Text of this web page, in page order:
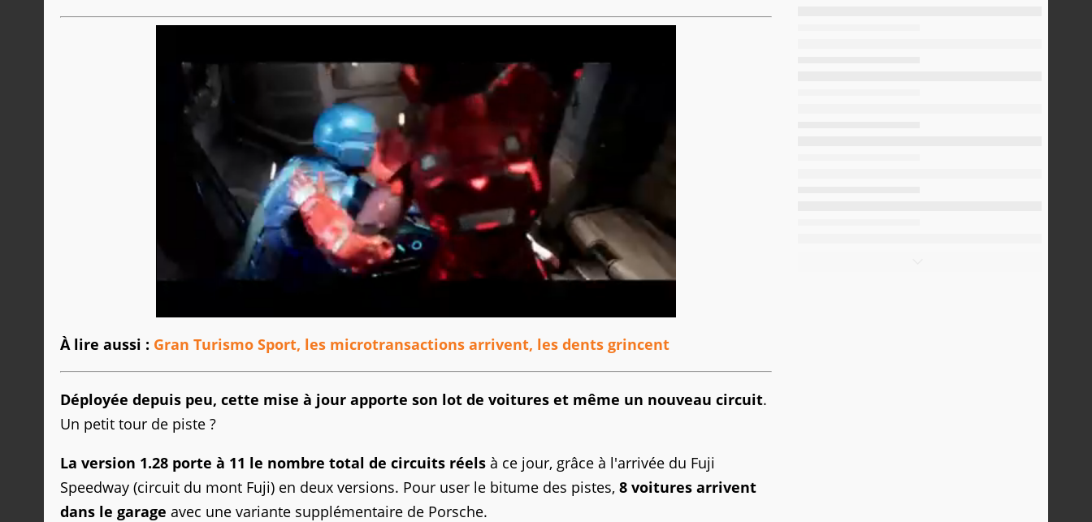
À lire aussi : Gran Turismo Sport, les microtransactions arrivent, les dents grincent
Déployée depuis peu, cette mise à jour apporte son lot de voitures et même un nouveau circuit.
Un petit tour de piste ?
La version 1.28 porte à 11 le nombre total de circuits réels à ce jour, grâce à l'arrivée du Fuji
Speedway (circuit du mont Fuji) en deux versions. Pour user le bitume des pistes, 8 voitures arrivent
dans le garage avec une variante supplémentaire de Porsche.